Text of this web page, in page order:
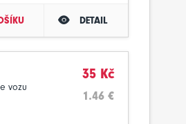
DETAIL
vozu
35 Kč
1.46 €